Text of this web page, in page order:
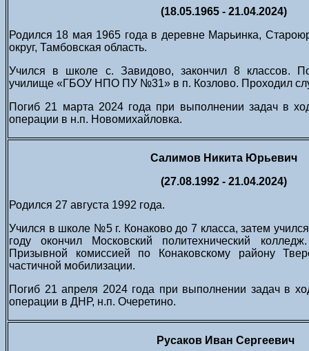
(18.05.1965 - 21.04.2024)
Родился 18 мая 1965 года в деревне Марьинка,
округ, Тамбовская область.
Учился в школе с. Завидово, закончил 8 классов.
училище «ГБОУ НПО ПУ №31» в п. Козлово. Проходил
Погиб 21 марта 2024 года при выполнении задач в
операции в н.п. Новомихайловка.
Салимов Никита Юрьевич
(27.08.1992 - 21.04.2024)
Родился 27 августа 1992 года.
Учился в школе №5 г. Конаково до 7 класса, затем
году окончил Московский политехнический
Призывной комиссией по Конаковскому району
частичной мобилизации.
Погиб 21 апреля 2024 года при выполнении задач в
операции в ДНР, н.п. Очеретино.
Русаков Иван Сергеевич